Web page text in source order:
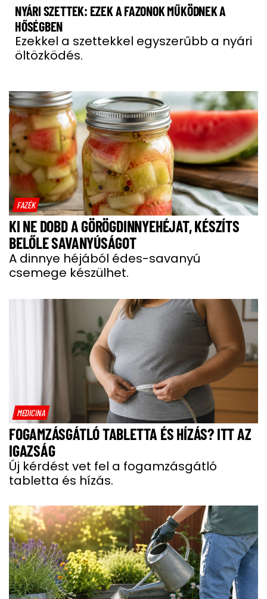
NYÁRI SZETTEK: EZEK A FAZONOK MŰKÖDNEK A
HŐSÉGBEN
Ezekkel a szettekkel egyszerűbb a nyári
öltözködés.
FAZÉK
KI NE DOBD A GÖRÖGDINNYEHÉJAT, KÉSZÍTS
BELŐLE SAVANYÚSÁGOT
A dinnye héjából édes-savanyú
csemege készülhet.
MEDICINA
FOGAMZÁSGÁTLÓ TABLETTA ÉS HÍZÁS? ITT AZ
IGAZSÁG
Új kérdést vet fel a fogamzásgátló
tabletta és hízás.